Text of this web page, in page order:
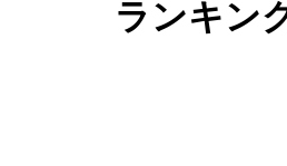
ランキン